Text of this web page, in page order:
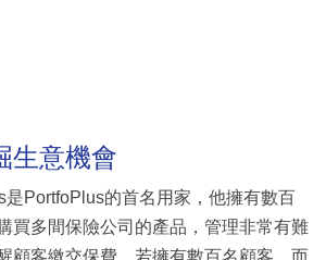
生意機會
PortfoPlus的首名用家，他擁有數百
買多間保險公司的產品，管理非常有難